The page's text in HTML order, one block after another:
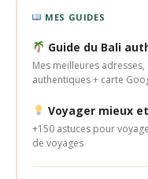
MES GUIDES
Guide du Bali
Mes meilleures
authentiques + carte
Voyager mieux
+150 astuces pour
de voyages